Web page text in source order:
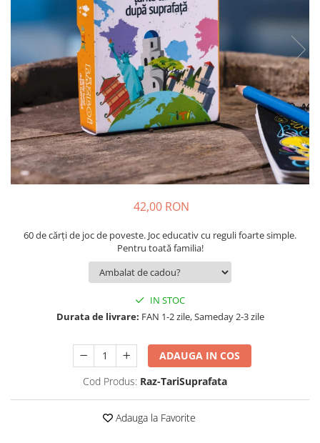
10 Ani
11 - 14 Ani
14+ Ani
Colecția Păcălici
TOATE JOCURILE
42,00 RON
60 de cărți de joc de poveste. Joc educativ cu reguli foarte simple.
Pentru toată familia!
IN STOC
Durata de livrare: FAN 1-2 zile, Sameday 2-3 zile
ADAUGA IN COS
Cod Produs: Raz-TariSuprafata
Adauga la Favorite